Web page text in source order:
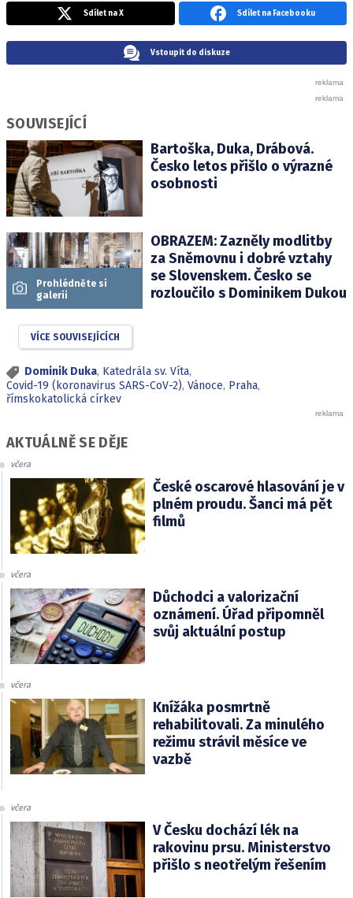
Sdílet na X Sdílet na Facebooku
Vstoupit do diskuze
SOUVISEJÍCÍ
Bartoška, Duka, Drábová.
Česko letos přišlo o výrazné
osobnosti
Prohlédněte si
galerii
OBRAZEM: Zazněly modlitby
za Sněmovnu i dobré vztahy
se Slovenskem. Česko se
rozloučilo s Dominikem Dukou
VÍCE SOUVISEJÍCÍCH
Dominik Duka, Katedrála sv. Víta,
Covid-19 (koronavirus SARS-CoV-2), Vánoce, Praha,
římskokatolická církev
AKTUÁLNĚ SE DĚJE
včera
České oscarové hlasování je v
plném proudu. Šanci má pět
filmů
včera
Důchodci a valorizační
oznámení. Úřad připomněl
svůj aktuální postup
včera
Knížáka posmrtně
rehabilitovali. Za minulého
režimu strávil měsíce ve
vazbě
včera
V Česku dochází lék na
rakovinu prsu. Ministerstvo
přišlo s neotřelým řešením